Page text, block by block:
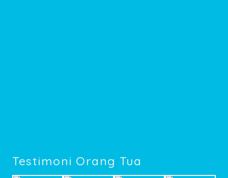
Testimoni Orang Tua